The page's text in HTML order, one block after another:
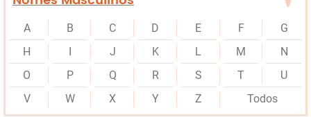
A B C D E F
G
H
J K L M
N
O
P Q R S T
U
V
W X Y Z Todos